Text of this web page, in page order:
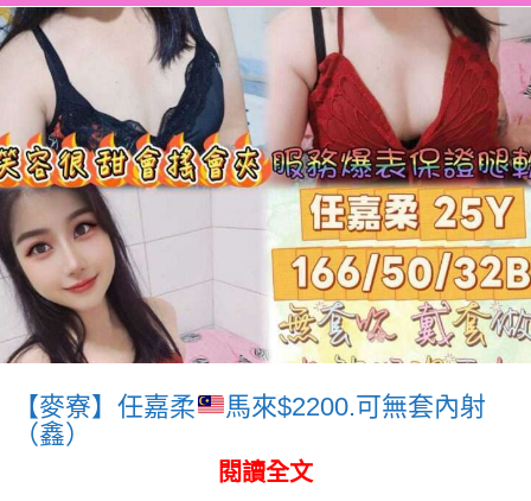
【麥寮】任嘉柔
馬來$2200.可無套內射
（鑫）
閱讀全文